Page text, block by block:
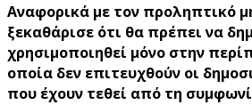
Αναφορικά με τον προληπτικό
ξεκαθάρισε ότι θα πρέπει να
χρησιμοποιηθεί μόνο στην
οποία δεν επιτευχθούν οι
που έχουν τεθεί από τη